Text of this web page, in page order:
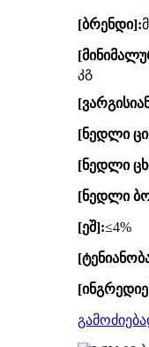
[ბრენდი]:
კგ
[ნედლი
[ნედლი
[ნედლი
[ეშ]:≤4%
გამოძიება